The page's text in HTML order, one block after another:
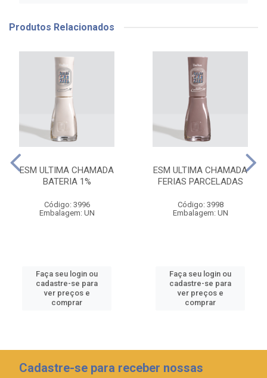
Produtos Relacionados
ESM ULTIMA CHAMADA
BATERIA 1%
Código: 3996
Embalagem: UN
Faça seu login ou
cadastre-se para
ver preços e
comprar
ESM ULTIMA CHAMADA
FERIAS PARCELADAS
Código: 3998
Embalagem: UN
Faça seu login ou
cadastre-se para
ver preços e
comprar
Cadastre-se para receber nossas